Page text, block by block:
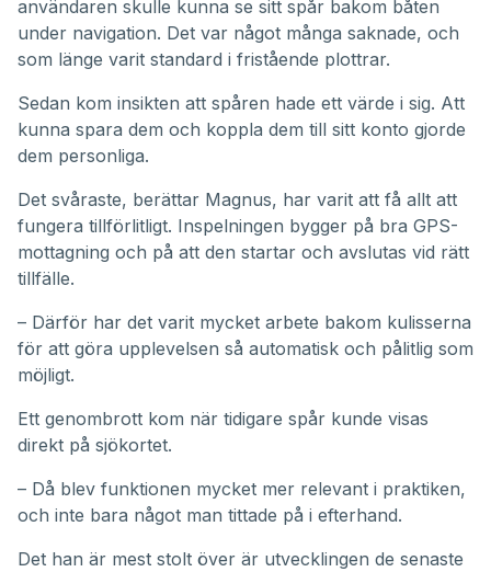
användaren skulle kunna se sitt spår bakom båten
under navigation. Det var något många saknade, och
som länge varit standard i fristående plottrar.
Sedan kom insikten att spåren hade ett värde i sig. Att
kunna spara dem och koppla dem till sitt konto gjorde
dem personliga.
Det svåraste, berättar Magnus, har varit att få allt att
fungera tillförlitligt. Inspelningen bygger på bra GPS-
mottagning och på att den startar och avslutas vid rätt
tillfälle.
– Därför har det varit mycket arbete bakom kulisserna
för att göra upplevelsen så automatisk och pålitlig som
möjligt.
Ett genombrott kom när tidigare spår kunde visas
direkt på sjökortet.
– Då blev funktionen mycket mer relevant i praktiken,
och inte bara något man tittade på i efterhand.
Det han är mest stolt över är utvecklingen de senaste